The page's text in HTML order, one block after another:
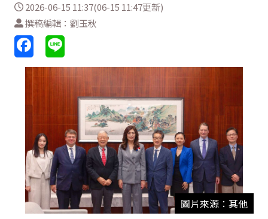
2026-06-15 11:37(06-15 11:47更新)
撰稿編輯：劉玉秋
圖片來源：其他